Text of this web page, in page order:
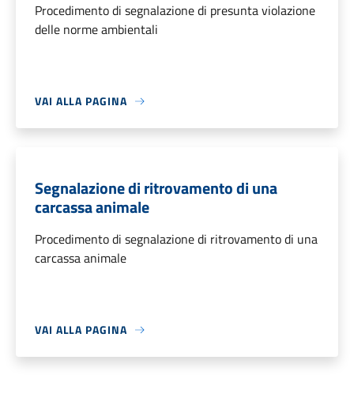
Procedimento di segnalazione di presunta violazione
delle norme ambientali
VAI ALLA PAGINA
Segnalazione di ritrovamento di una
carcassa animale
Procedimento di segnalazione di ritrovamento di una
carcassa animale
VAI ALLA PAGINA